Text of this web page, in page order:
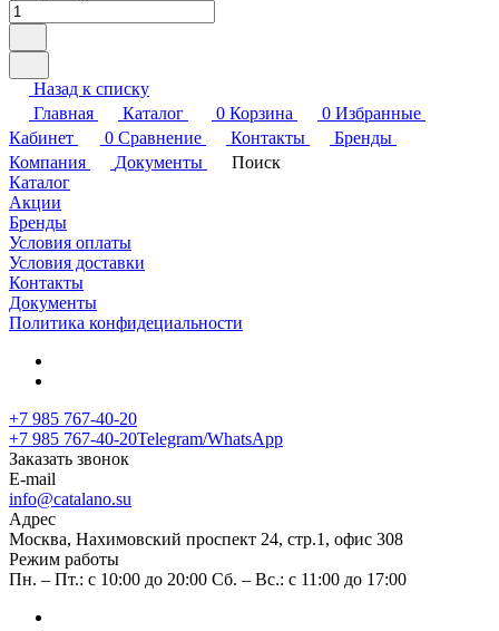
Назад к списку
Главная
Каталог 0 Корзина 0 Избранные
Кабинет
0 Сравнение Контакты
Бренды
Компания
Документы
Поиск
Каталог
Акции
Бренды
Условия оплаты
Условия доставки
Контакты
Документы
Политика конфидециальности
+7 985 767-40-20
+7 985 767-40-20Telegram/WhatsApp
Заказать звонок
E-mail
info@catalano.su
Адрес
Москва, Нахимовский проспект 24, стр.1, офис 308
Режим работы
Пн. – Пт.: с 10:00 до 20:00 Сб. – Вс.: с 11:00 до 17:00